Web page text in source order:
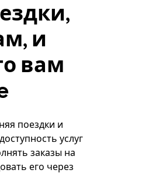
и
вам
поездки и
услуг
заказы на
его через